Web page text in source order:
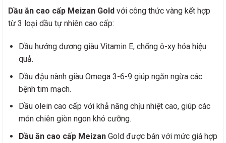
Dầu ăn cao cấp Meizan Gold với công thức vàng kết hợp
từ 3 loại dầu tự nhiên cao cấp:
Dầu hướng dương giàu Vitamin E, chống ô-xy hóa hiệu
quả.
Dầu đậu nành giàu Omega 3-6-9 giúp ngăn ngừa các
bệnh tim mạch.
Dầu olein cao cấp với khả năng chịu nhiệt cao, giúp các
món chiên giòn ngon khó cưỡng.
Dầu ăn cao cấp MeizanGold được bán với mức giá hợp